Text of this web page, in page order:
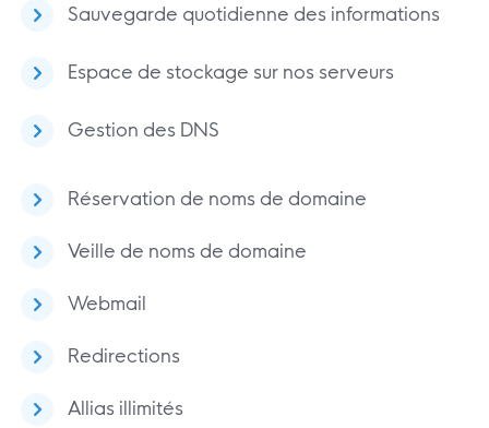
Sauvegarde quotidienne des informations
Espace de stockage sur nos serveurs
Gestion des DNS
Réservation de noms de domaine
Veille de noms de domaine
Webmail
Redirections
Allias illimités